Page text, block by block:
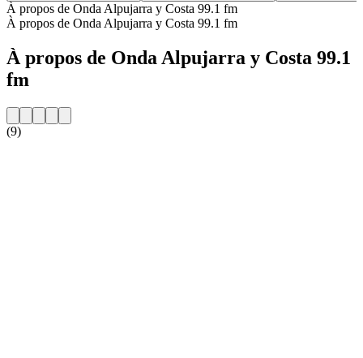
À propos de Onda Alpujarra y Costa 99.1 fm
À propos de Onda Alpujarra y Costa 99.1 fm
À propos de Onda Alpujarra y Costa 99.1
fm
(9)